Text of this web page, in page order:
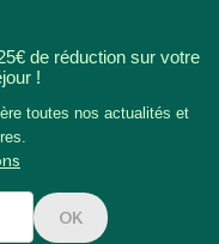
de réduction sur votre
!
toutes nos actualités et
OK